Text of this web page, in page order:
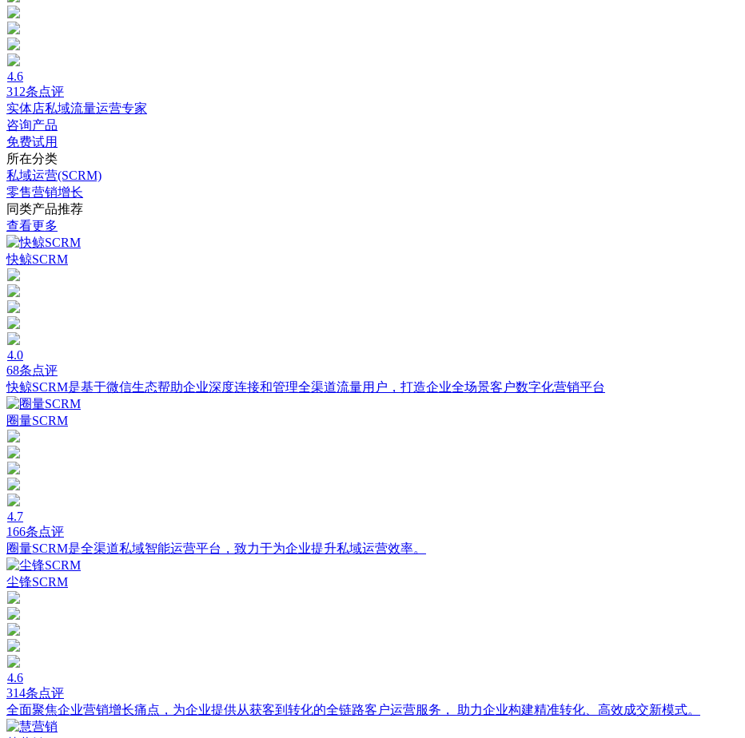
4.6
312条点评
实体店私域流量运营专家
咨询产品
免费试用
所在分类
私域运营(SCRM)
零售营销增长
同类产品推荐
查看更多
快鲸SCRM
4.0
68条点评
快鲸SCRM是基于微信生态帮助企业深度连接和管理全渠道流量用户，打造企业全场景客户数字化营销平台
圈量SCRM
4.7
166条点评
圈量SCRM是全渠道私域智能运营平台，致力于为企业提升私域运营效率。
尘锋SCRM
4.6
314条点评
全面聚焦企业营销增长痛点，为企业提供从获客到转化的全链路客户运营服务， 助力企业构建精准转化、高效成交新模式。